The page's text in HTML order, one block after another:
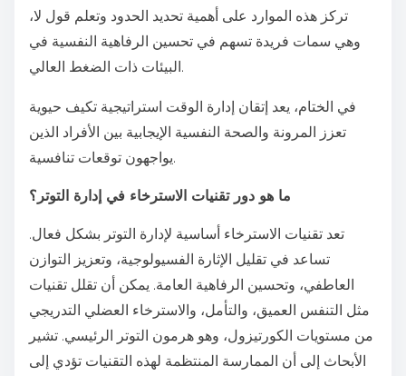
تركز هذه الموارد على أهمية تحديد الحدود وتعلم قول لا،
وهي سمات فريدة تسهم في تحسين الرفاهية النفسية في
البيئات ذات الضغط العالي.
في الختام، يعد إتقان إدارة الوقت استراتيجية تكيف حيوية
تعزز المرونة والصحة النفسية الإيجابية بين الأفراد الذين
يواجهون توقعات تنافسية.
ما هو دور تقنيات الاسترخاء في إدارة التوتر؟
تعد تقنيات الاسترخاء أساسية لإدارة التوتر بشكل فعال.
تساعد في تقليل الإثارة الفسيولوجية، وتعزيز التوازن
العاطفي، وتحسين الرفاهية العامة. يمكن أن تقلل تقنيات
مثل التنفس العميق، والتأمل، والاسترخاء العضلي التدريجي
من مستويات الكورتيزول، وهو هرمون التوتر الرئيسي. تشير
الأبحاث إلى أن الممارسة المنتظمة لهذه التقنيات تؤدي إلى